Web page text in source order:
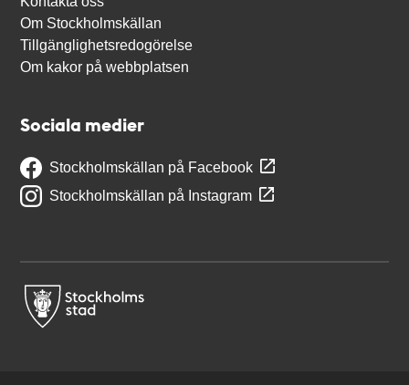
Om Stockholmskällan
Tillgänglighetsredogörelse
Om kakor på webbplatsen
Sociala medier
Stockholmskällan på Facebook
Stockholmskällan på Instagram